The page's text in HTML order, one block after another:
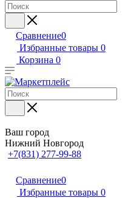
Сравнение0
Избранные товары 0
Корзина 0
Ваш город
Нижний Новгород
+7(831) 277-99-88
Сравнение0
Избранные товары 0